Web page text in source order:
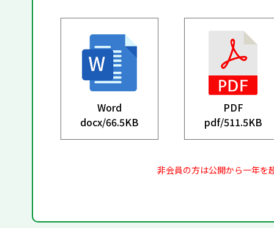
Word
docx/66.5KB
PDF
pdf/511.5KB
非会員の方は公開から一年を